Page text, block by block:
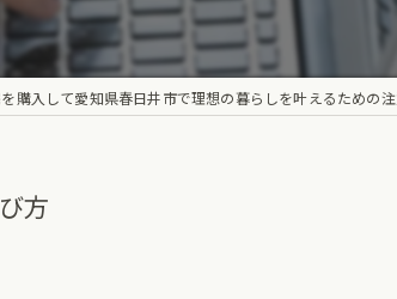
購入して愛知県春日井市で理想の暮らしを叶えるための
方